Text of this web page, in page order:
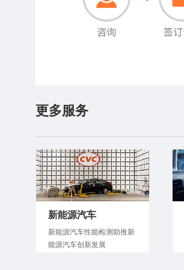
更多服务
新能源汽车
新能源汽车性能检测助推新
能源汽车创新发展